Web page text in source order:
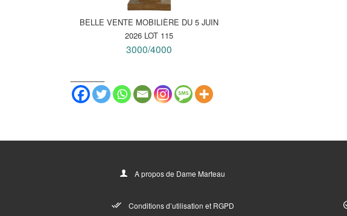
BELLE VENTE MOBILIÈRE DU 5 JUIN
2026 LOT 115
3000/4000
A propos de Dame Marteau
Conditions d’utilisation et RGPD